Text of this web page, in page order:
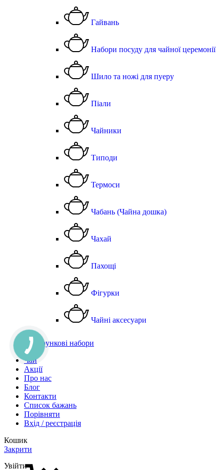
Гайвань
Набори посуду для чайної церемонії
Шило та ножі для пуеру
Піали
Чайники
Типоди
Термоси
Чабань (Чайна дошка)
Чахай
Пахощі
Фігурки
Чайні аксесуари
Подарункові набори
Чай
Акції
Про нас
Блог
Контакти
Список бажань
Порівняти
Вхід / реєстрація
Кошик
Закрити
Увійти